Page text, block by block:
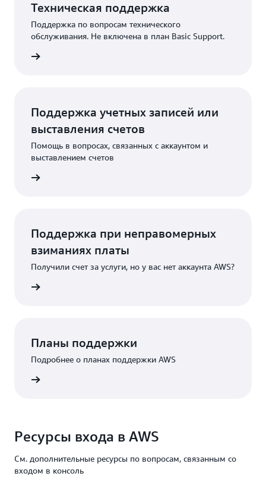
Техническая поддержка
Поддержка по вопросам технического
обслуживания. Не включена в план Basic Support.
Поддержка учетных записей или
выставления счетов
Помощь в вопросах, связанных с аккаунтом и
выставлением счетов
Поддержка при неправомерных
взиманиях платы
Получили счет за услуги, но у вас нет аккаунта AWS?
Планы поддержки
Подробнее о планах поддержки AWS
Ресурсы входа в AWS
См. дополнительные ресурсы по вопросам, связанным со
входом в консоль